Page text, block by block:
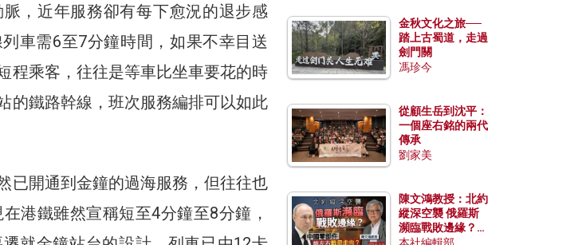
，近年服務卻有每下愈況的退步感
車需6至7分鐘時間，如果不幸目送
程乘客，往往是等車比坐車要花的時
的鐵路幹線，班次服務編排可以如此
已開通到金鐘的過海服務，但往往也
港鐵雖然宣稱短至4分鐘至8分鐘，
金秋文化之旅──
踏上古蜀道，走過
劍門關
馮珍今
從顧生岳到沈平：
一個座右銘的兩代
傳承
劉家美
陳文鴻教授：北約
縱深空襲 俄羅斯
瀕臨戰敗邊緣？中
國零部件能左右戰